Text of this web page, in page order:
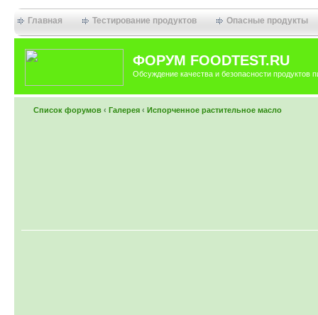
Главная Тестирование продуктов Опасные продукты
ФОРУМ FOODTEST.RU
Обсуждение качества и безопасности продуктов
Список форумов ‹ Галерея ‹ Испорченное растительное масло